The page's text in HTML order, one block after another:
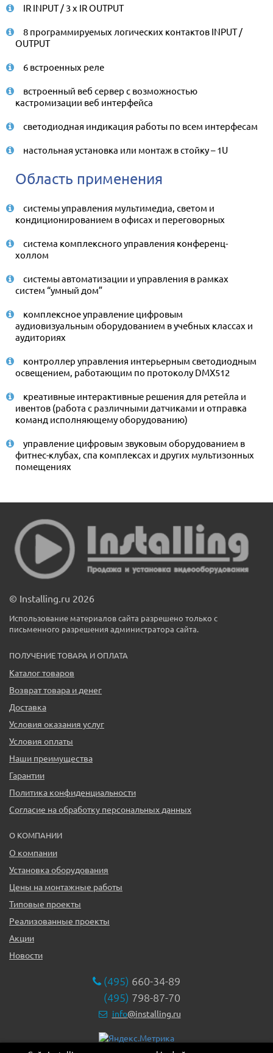
IR INPUT / 3 x IR OUTPUT
8 программируемых логических контактов INPUT /
OUTPUT
6 встроенных реле
встроенный веб сервер с возможностью
кастромизации веб интерфейса
светодиодная индикация работы по всем интерфесам
настольная установка или монтаж в стойку – 1U
Область применения
системы управления мультимедиа, светом и
кондиционированием в офисах и переговорных
система комплексного управления конференц-
холлом
системы автоматизации и управления в рамках
систем “умный дом”
комплексное управление цифровым
аудиовизуальным оборудованием в учебных классах и
аудиториях
контроллер управления интерьерным светодиодным
освещением, работающим по протоколу DMX512
креативные интерактивные решения для ретейла и
ивентов (работа с различными датчиками и отправка
команд исполняющему оборудованию)
управление цифровым звуковым оборудованием в
фитнес-клубах, спа комплексах и других мультизонных
помещениях
© Installing.ru 2026
Использование материалов сайта разрешено только с
письменного разрешения администратора сайта.
ПОЛУЧЕНИЕ ТОВАРА И ОПЛАТА
Каталог товаров
Возврат товара и денег
Доставка
Условия оказания услуг
Условия оплаты
Наши преимущества
Гарантии
Политика конфиденциальности
Согласие на обработку персональных данных
О КОМПАНИИ
О компании
Установка оборудования
Цены на монтажные работы
Типовые проекты
Реализованные проекты
Акции
Новости
(495) 660-34-89
(495) 798-87-70
info@installing.ru